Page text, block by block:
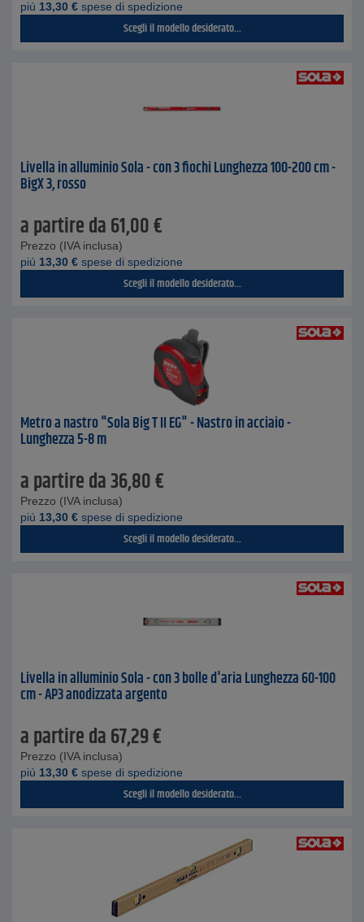
piú 13,30 € spese di spedizione
Scegli il modello desiderato...
Livella in alluminio Sola - con 3 fiochi Lunghezza 100-200 cm -
BigX 3, rosso
a partire da61,00€
Prezzo (IVA inclusa)
piú 13,30 € spese di spedizione
Scegli il modello desiderato...
Metro a nastro "Sola Big T II EG" - Nastro in acciaio -
Lunghezza 5-8 m
a partire da36,80€
Prezzo (IVA inclusa)
piú 13,30 € spese di spedizione
Scegli il modello desiderato...
Livella in alluminio Sola - con 3 bolle d'aria Lunghezza 60-100
cm - AP3 anodizzata argento
a partire da67,29€
Prezzo (IVA inclusa)
piú 13,30 € spese di spedizione
Scegli il modello desiderato...